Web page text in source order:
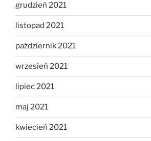
grudzień 2021
listopad 2021
październik 2021
wrzesień 2021
lipiec 2021
maj 2021
kwiecień 2021